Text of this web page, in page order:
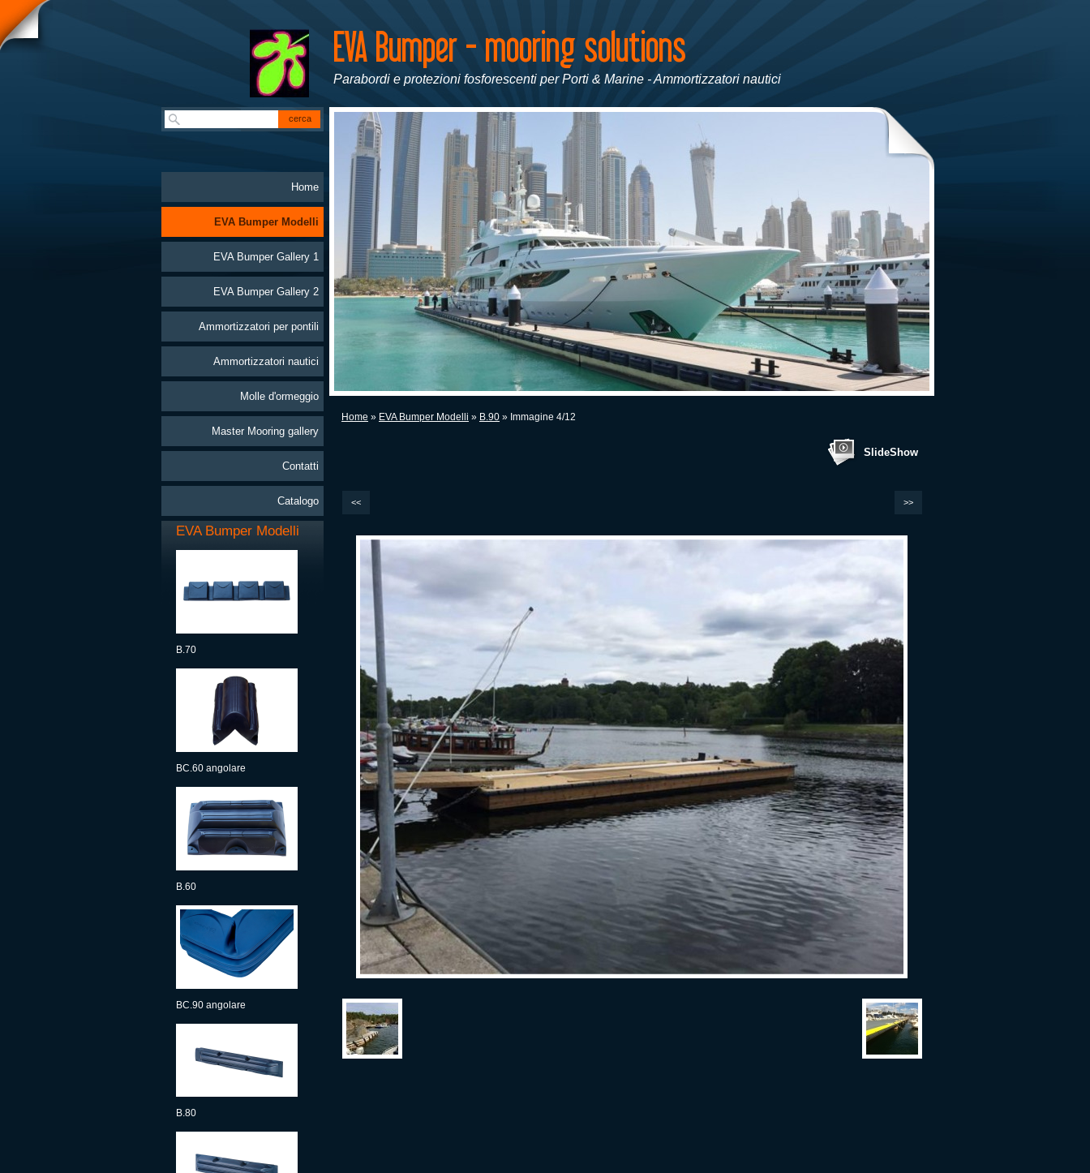
Parabordi e protezioni fosforescenti per Porti & Marine - Ammortizzatori nautici
Home » EVA Bumper Modelli » B.90 » Immagine 4/12
SlideShow
<< >>
Home
EVA Bumper Modelli
EVA Bumper Gallery 1
EVA Bumper Gallery 2
Ammortizzatori per pontili
Ammortizzatori nautici
Molle d'ormeggio
Master Mooring gallery
Contatti
Catalogo
EVA Bumper Modelli
B.70
BC.60 angolare
B.60
BC.90 angolare
B.80